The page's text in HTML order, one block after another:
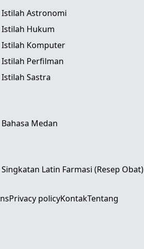
Istilah Astronomi
Istilah Hukum
Istilah Komputer
Istilah Perfilman
Istilah Sastra
Bahasa Medan
Singkatan Latin Farmasi (Resep Obat)
Privacy policyKontakTentang